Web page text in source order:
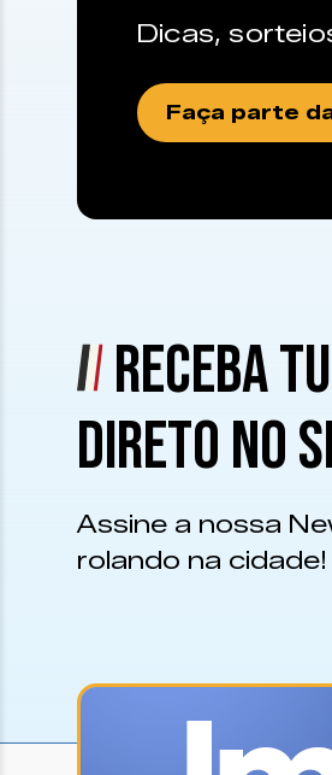
Dicas,
Faça parte
RECEBA
DIRETO NO
Assine a nossa
rolando na cidade!